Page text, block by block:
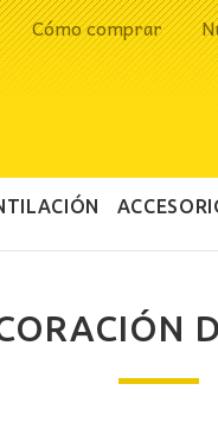
Cómo comprar